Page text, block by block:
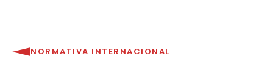
NORMATIVA INTERNACIONAL